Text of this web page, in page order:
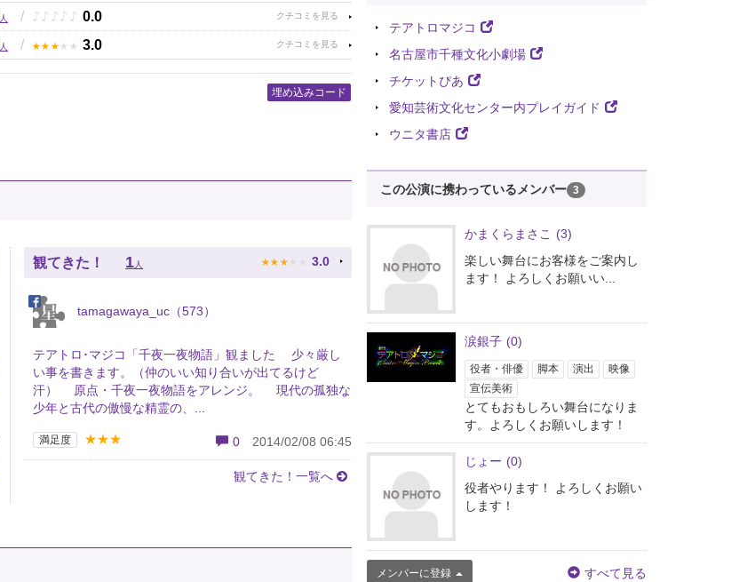
人 / ♪ ♪ ♪ ♪ ♪ 0.0
人 / ★ ★ ★ ★ ★ 3.0
埋め込みコード
観てきた！ 1 人 ★ ★ ★ ★ ★ 3.0
tamagawaya_uc（573）
テアトロ･マジコ「千夜一夜物語」観ました 少々厳し
い事を書きます。（仲のいい知り合いが出てるけど
汗） 原点・千夜一夜物語をアレンジ。 現代の孤独な
少年と古代の傲慢な精霊の、...
満足度 ★★★ 0 2014/02/08 06:45
観てきた！一覧へ
テアトロマジコ
名古屋市千種文化小劇場
チケットぴあ
愛知芸術文化センター内プレイガイド
ウニタ書店
この公演に携わっているメンバー 3
かまくらまさこ (3)
楽しい舞台にお客様をご案内し
ます！ よろしくお願いい...
涙銀子 (0)
役者・俳優 脚本 演出
映像
宣伝美術
とてもおもしろい舞台になりま
す。よろしくお願いします！
じょー (0)
役者やります！ よろしくお願い
します！
メンバーに登録 すべて見る